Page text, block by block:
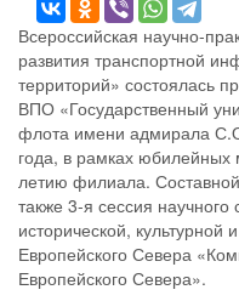
Всероссийская научно-
развития транспортной
территорий» состоялась
ВПО «Государственный
флота имени адмирала
года, в рамках
летию филиала.
также 3-я сессия
исторической, культурной
Европейского Севера
Европейского Севера».